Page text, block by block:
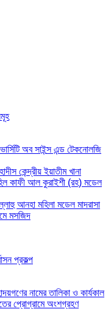
অব সাইন্স এন্ড টেকনোলজি
কেন্দ্রীয় ইয়াতীম খানা
কাফী আল কুরাইশী (রহ) মডেল
আনহা মহিলা মডেল মাদরাসা
মসজিদ
প্রকল্প
নামের তালিকা ও কার্যকাল
প্রোগ্রামে অংশগ্রহণ